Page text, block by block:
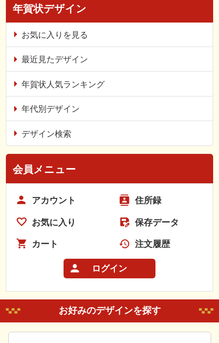
年賀状デザイン
お気に入りを見る
最近見たデザイン
年賀状人気ランキング
年代別デザイン
デザイン検索
会員メニュー
アカウント 住所録
お気に入り 保存データ
カート 注文履歴
ログイン
お好みのデザインを探す